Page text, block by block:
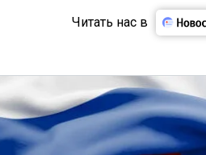
Читать нас в